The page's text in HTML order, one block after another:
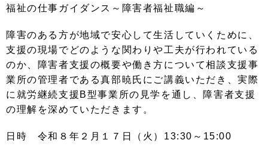
福祉の仕事ガイダンス～障害者福祉職編～
障害のある方が地域で安心して生活していくために、
支援の現場でどのような関わりや工夫が行われている
のか、障害者支援の概要や働き方について相談支援事
業所の管理者である真部暁氏にご講義いただき、実際
に 就労継続支援 B型事業所の見学を通し、障害者支援
の理解を深めていただきます。
日時 令和８年２月１７日（火） 13:30 ～ 15:00